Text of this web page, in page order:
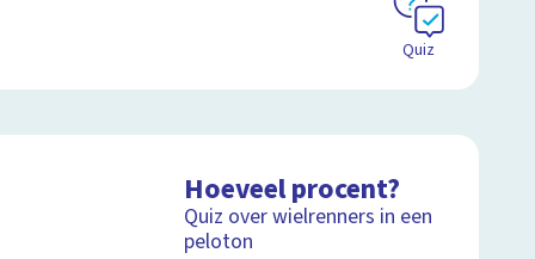
Quiz
Hoeveel procent?
Quiz over wielrenners in een
peloton